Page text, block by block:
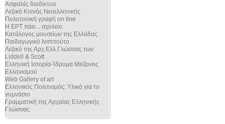
Ασφαλές διαδίκτυο
Λεξικό Κοινής Νεοελληνικής
Πολυτονική γραφή on line
Η ΕΡΤ πάει... σχολείο
Κατάλογος μουσείων της Ελλάδας
Παιδαγωγικό Ινστιτούτο
Λεξικό της Αρχ.Ελλ.Γλώσσας των
Liddell & Scott
Ελληνική Ιστορία-Ίδρυμα Μείζονος
Ελληνισμού
Web Gallery of art
Ελληνικός Πολιτισμός: Υλικό για το
γυμνάσιο
Γραμματική της Αρχαίας Ελληνικής
Γλώσσας